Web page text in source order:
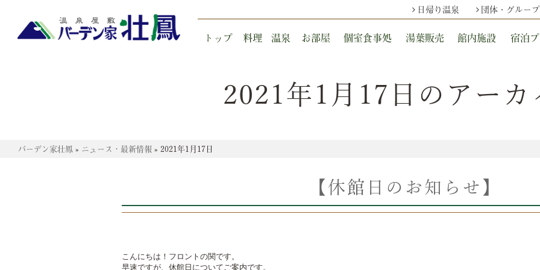
日帰り温泉 団体・グルー
トップ 料理 温泉 お部屋 個室食事処 湯葉販売 館内施設 宿泊
2021年1月17日のアーカ
バーデン家壮鳳 » ニュース・最新情報 » 2021年1月17日
【休館日のお知らせ】
こんにちは！フロントの関です。
早速ですが、休館日についてご案内です。